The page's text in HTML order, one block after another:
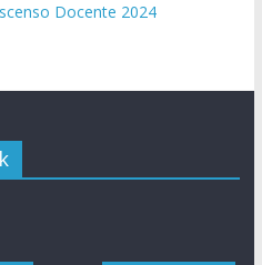
Docente 2024